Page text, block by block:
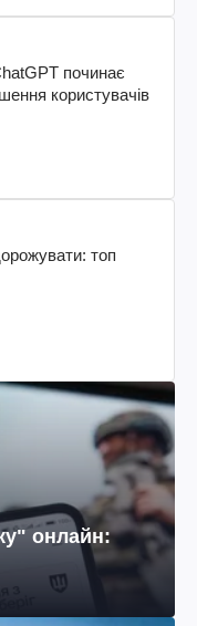
починає
користувачів
топ
онлайн: